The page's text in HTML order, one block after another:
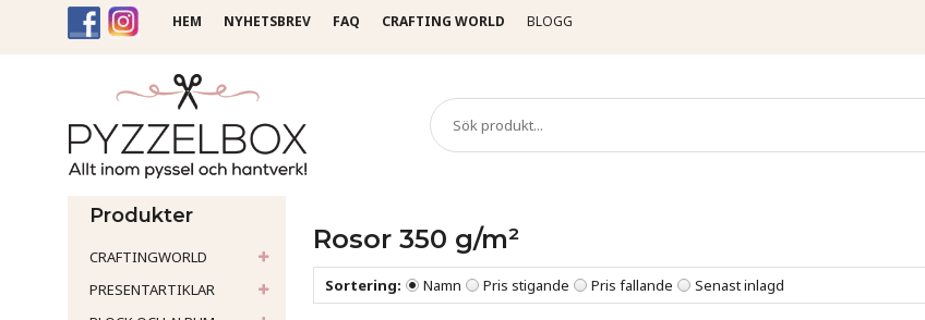
HEM NYHETSBREV FAQ CRAFTING WORLD BLOGG
Produkter
CRAFTINGWORLD
PRESENTARTIKLAR
Rosor 350 g/m²
Sortering: Namn Pris stigande Pris fallande Senast inlagd